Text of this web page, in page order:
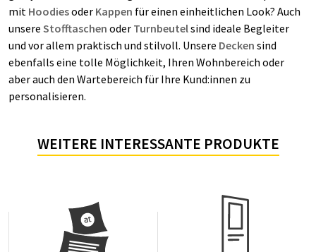
mit Hoodiesoder Kappen für einen einheitlichen Look? Auch
unsere Stofftaschen oder Turnbeutelsind ideale Begleiter
und vor allem praktisch und stilvoll. Unsere Decken sind
ebenfalls eine tolle Möglichkeit, Ihren Wohnbereich oder
aber auch den Wartebereich für Ihre Kund:innen zu
personalisieren.
WEITERE INTERESSANTE PRODUKTE